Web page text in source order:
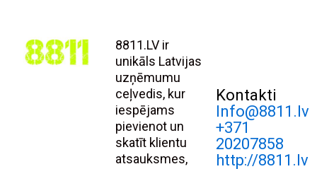
8811.LV ir
unikāls Latvijas
uzņēmumu
ceļvedis, kur
iespējams
pievienot un
skatīt klientu
atsauksmes,
Kontakti
Info@8811.lv
+371
20207858
http://8811.lv